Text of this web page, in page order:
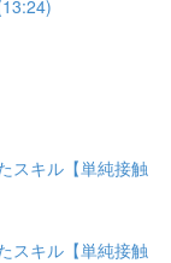
スキル【単純接触
スキル【単純接触